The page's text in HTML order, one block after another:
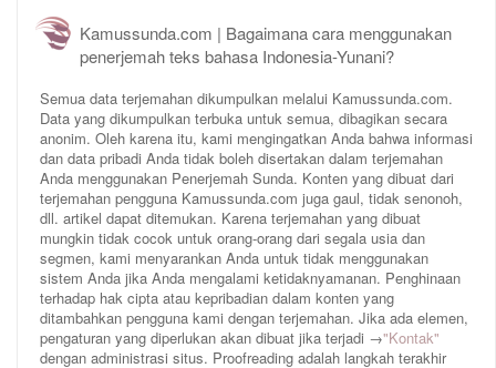
Kamussunda.com | Bagaimana cara menggunakan
penerjemah teks bahasa Indonesia-Yunani?
Semua data terjemahan dikumpulkan melalui Kamussunda.com.
Data yang dikumpulkan terbuka untuk semua, dibagikan secara
anonim. Oleh karena itu, kami mengingatkan Anda bahwa informasi
dan data pribadi Anda tidak boleh disertakan dalam terjemahan
Anda menggunakan Penerjemah Sunda. Konten yang dibuat dari
terjemahan pengguna Kamussunda.com juga gaul, tidak senonoh,
dll. artikel dapat ditemukan. Karena terjemahan yang dibuat
mungkin tidak cocok untuk orang-orang dari segala usia dan
segmen, kami menyarankan Anda untuk tidak menggunakan
sistem Anda jika Anda mengalami ketidaknyamanan. Penghinaan
terhadap hak cipta atau kepribadian dalam konten yang
ditambahkan pengguna kami dengan terjemahan. Jika ada elemen,
pengaturan yang diperlukan akan dibuat jika terjadi →"Kontak"
dengan administrasi situs. Proofreading adalah langkah terakhir